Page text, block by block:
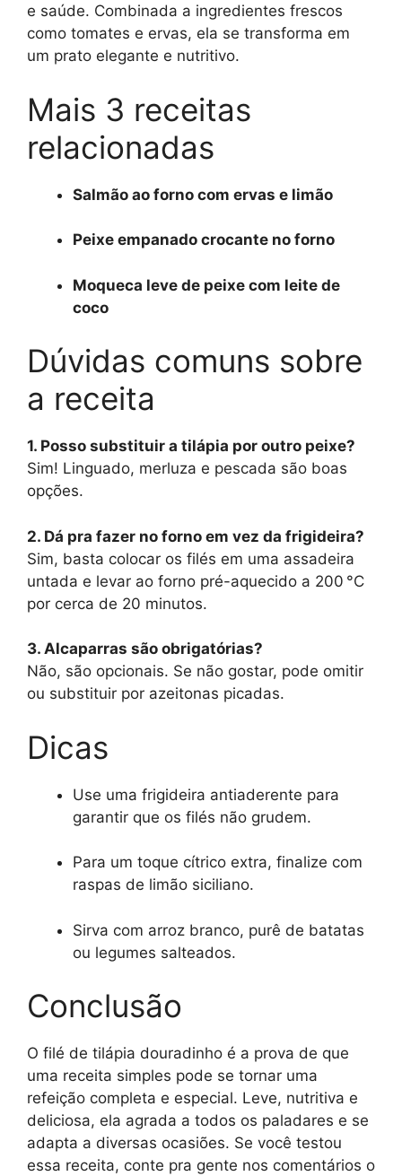
e saúde. Combinada a ingredientes frescos
como tomates e ervas, ela se transforma em
um prato elegante e nutritivo.
Mais 3 receitas
relacionadas
Salmão ao forno com ervas e limão
Peixe empanado crocante no forno
Moqueca leve de peixe com leite de
coco
Dúvidas comuns sobre
a receita
1. Posso substituir a tilápia por outro peixe?
Sim! Linguado, merluza e pescada são boas
opções.
2. Dá pra fazer no forno em vez da frigideira?
Sim, basta colocar os filés em uma assadeira
untada e levar ao forno pré-aquecido a 200 °C
por cerca de 20 minutos.
3. Alcaparras são obrigatórias?
Não, são opcionais. Se não gostar, pode omitir
ou substituir por azeitonas picadas.
Dicas
Use uma frigideira antiaderente para
garantir que os filés não grudem.
Para um toque cítrico extra, finalize com
raspas de limão siciliano.
Sirva com arroz branco, purê de batatas
ou legumes salteados.
Conclusão
O filé de tilápia douradinho é a prova de que
uma receita simples pode se tornar uma
refeição completa e especial. Leve, nutritiva e
deliciosa, ela agrada a todos os paladares e se
adapta a diversas ocasiões. Se você testou
essa receita, conte pra gente nos comentários o